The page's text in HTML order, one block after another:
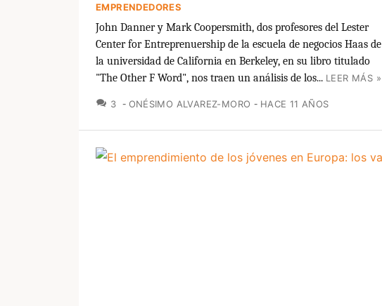
EMPRENDEDORES
John Danner y Mark Coopersmith, dos profesores del Lester
Center for Entreprenuership de la escuela de negocios Haas de
la universidad de California en Berkeley, en su libro titulado
"The Other F Word", nos traen un análisis de los... LEER MÁS »
3 COMENTARIOS
ONÉSIMO ALVAREZ-MORO HACE 11 AÑOS